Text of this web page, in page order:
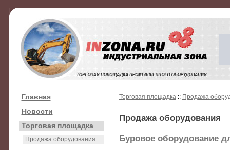
Главная
Новости
Торговая площадка
Продажа оборудования
Торговая площадка:: Продажа
Продажа оборудования
Буровое оборудование